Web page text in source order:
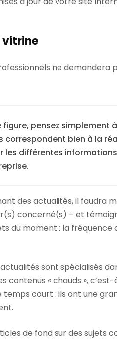
vitrine
ne demandera
figure, pensez simplement
correspondent bien à la
les différentes
des actualités, il faudra
concerné(s) – et
du moment : la fréquence
sont spécialisés
contenus « chauds »,
court : ils ont une
de fond sur des sujets